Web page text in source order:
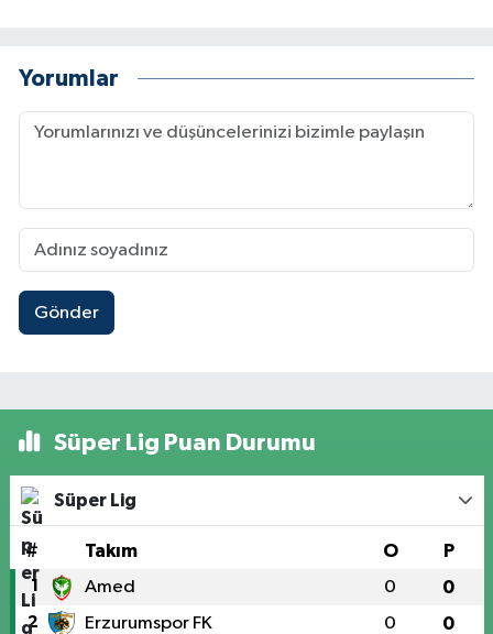
Yorumlar
Gönder
Süper Lig Puan Durumu
Süper Lig
# Takım O P
1 Amed 0 0
2 Erzurumspor FK 0 0